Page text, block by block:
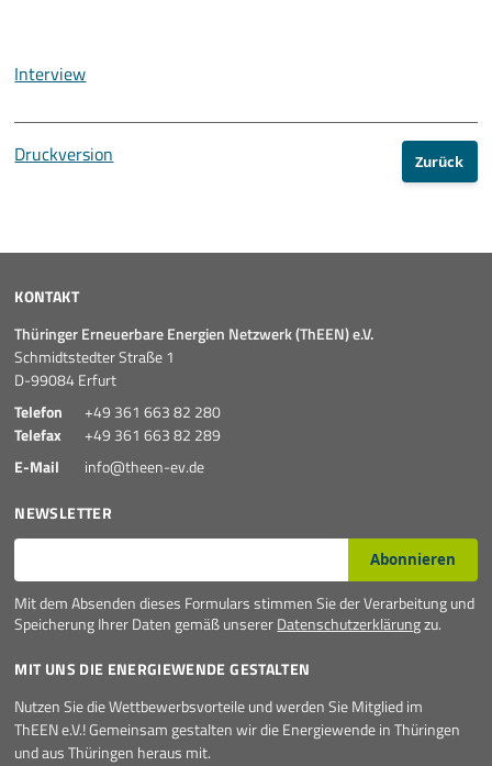
Interview
Druckversion Zurück
KONTAKT
Thüringer Erneuerbare Energien Netzwerk (ThEEN) e.V.
Schmidtstedter Straße 1
D-99084 Erfurt
Telefon
+49 361 663 82 280
Telefax
+49 361 663 82 289
E-Mail
info@theen-ev.de
NEWSLETTER
E-Mail* Abonnieren
Mit dem Absenden dieses Formulars stimmen Sie der Verarbeitung und
Speicherung Ihrer Daten gemäß unsererDatenschutzerklärungzu.
MIT UNS DIE ENERGIEWENDE GESTALTEN
Nutzen Sie die Wettbewerbsvorteile und werden Sie Mitglied im
ThEEN e.V.! Gemeinsam gestalten wir die Energiewende in Thüringen
und aus Thüringen heraus mit.